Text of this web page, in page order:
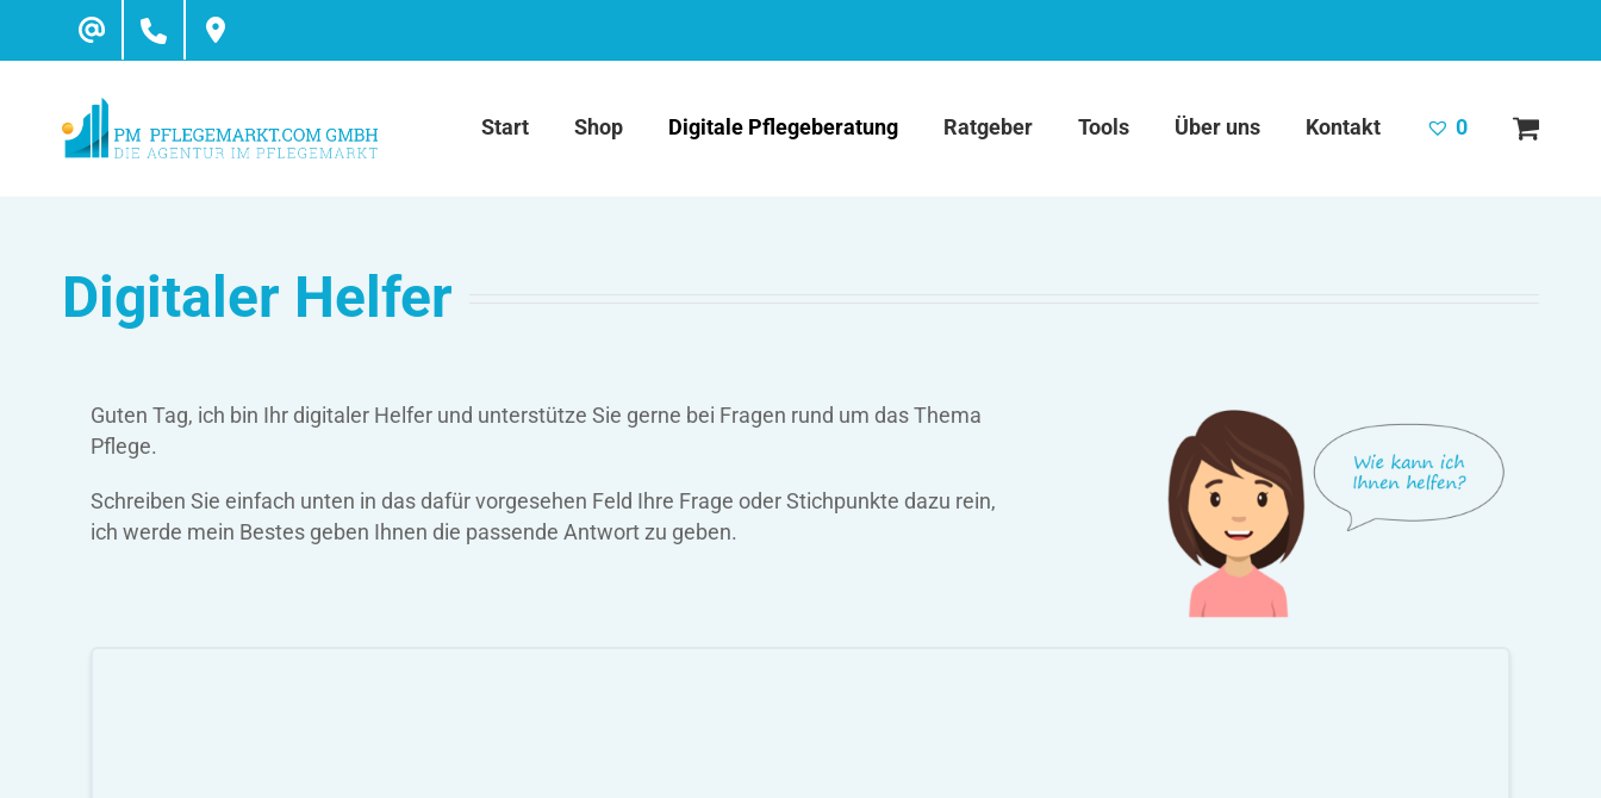
Start Shop Digitale Pflegeberatung Ratgeber Tools Über uns Kontakt 0
Digitaler Helfer
Guten Tag, ich bin Ihr digitaler Helfer und unterstütze Sie gerne bei Fragen rund um das Thema
Pflege.
Schreiben Sie einfach unten in das dafür vorgesehen Feld Ihre Frage oder Stichpunkte dazu rein,
ich werde mein Bestes geben Ihnen die passende Antwort zu geben.